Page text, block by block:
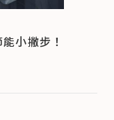
小撇步！